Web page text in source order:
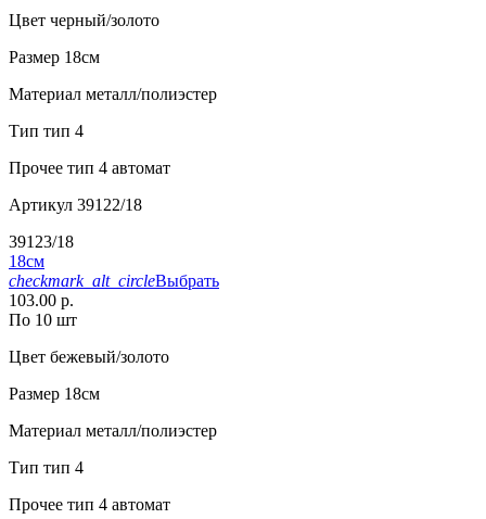
Цвет черный/золото
Размер 18см
Материал металл/полиэстер
Тип тип 4
Прочее тип 4 автомат
Артикул 39122/18
39123/18
18см
checkmark_alt_circleВыбрать
103.00 р.
По 10 шт
Цвет бежевый/золото
Размер 18см
Материал металл/полиэстер
Тип тип 4
Прочее тип 4 автомат